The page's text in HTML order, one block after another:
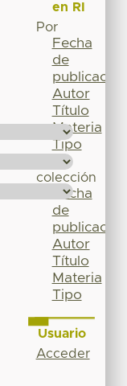
en RI
Por
Fecha
de
publicación
Autor
Título
Materia
Tipo
colección
Fecha
de
publicación
Autor
Título
Materia
Tipo
Usuario
Acceder